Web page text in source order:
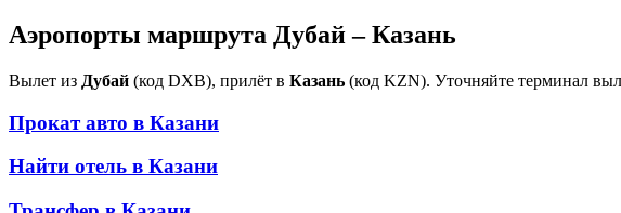
Аэропорты маршрута Дубай – Казань
Вылет из Дубай (код DXB), прилёт в Казань (код KZN). Уточняйте терминал
Прокат авто в Казани
Найти отель в Казани